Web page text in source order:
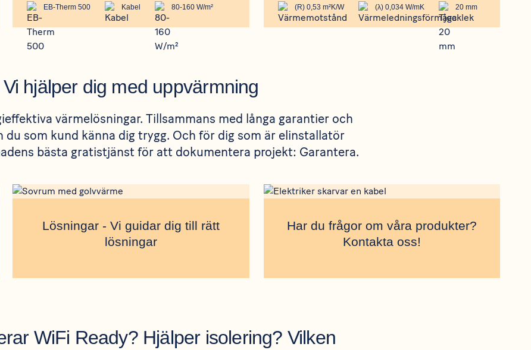
EB-Therm 500 Kabel 80-160 W/m² (R) 0,53 m²K/W (λ) 0,034 W/mK 20 mm
Vi hjälper dig med uppvärmning
värmelösningar. Tillsammans med långa garantier och
du som kund känna dig trygg. Och för dig som är elinstallatör
bästa gratistjänst för att dokumentera projekt: Garantera.
Lösningar - Vi guidar dig till rätt
lösningar
Har du frågor om våra produkter?
Kontakta oss!
WiFi Ready? Hjälper isolering? Vilken